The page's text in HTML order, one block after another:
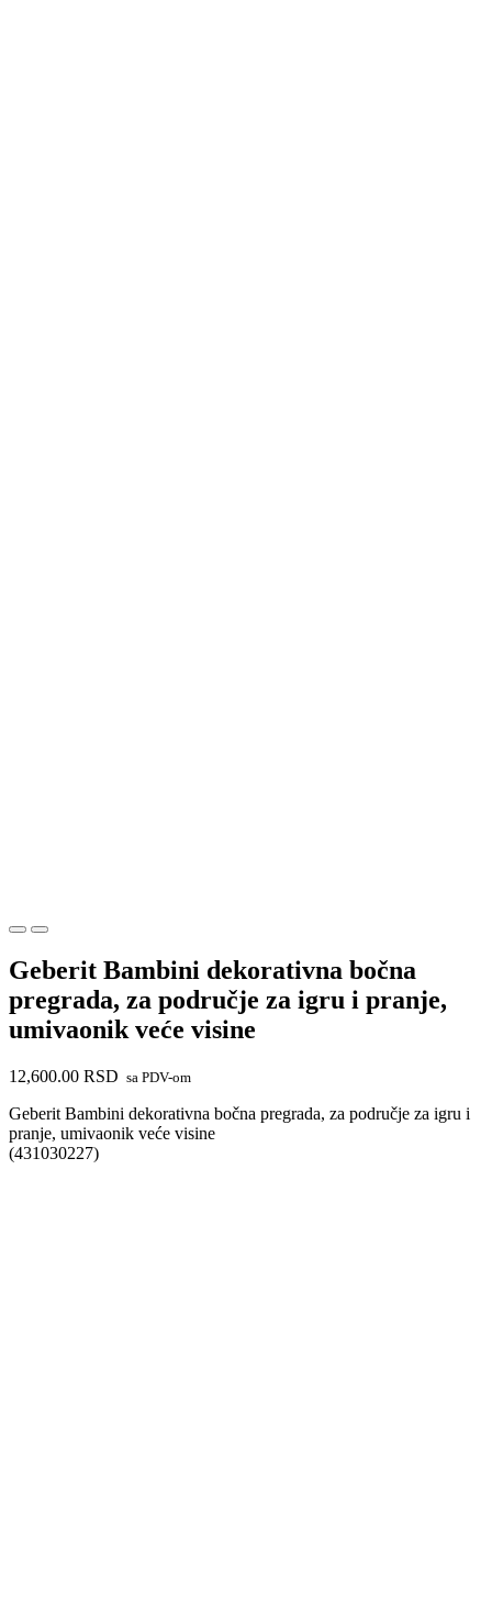
Geberit Bambini dekorativna bočna
pregrada, za područje za igru i pranje,
umivaonik veće visine
12,600.00 RSD sa PDV-om
Geberit Bambini dekorativna bočna pregrada, za područje za igru i
pranje, umivaonik veće visine
(431030227)